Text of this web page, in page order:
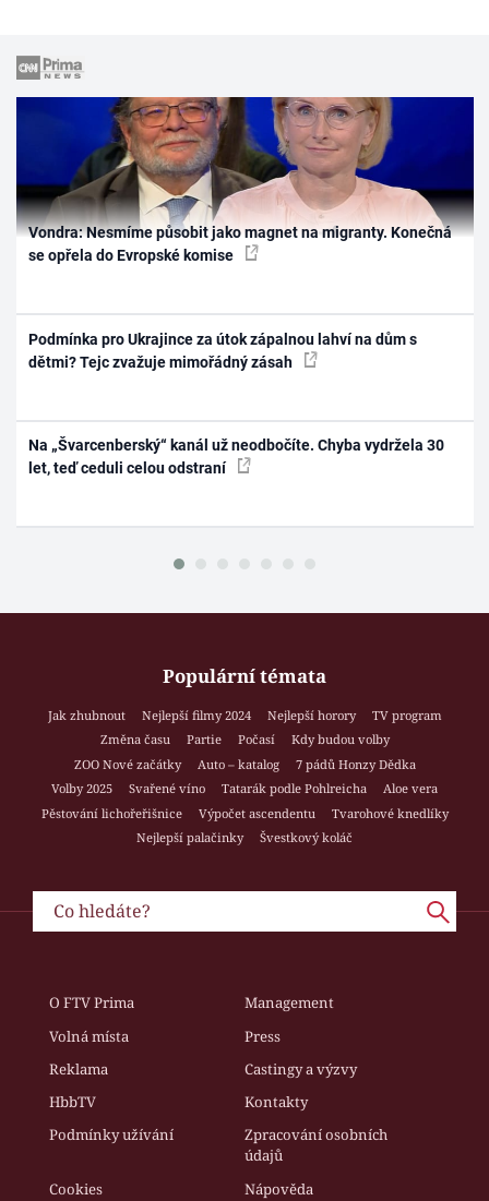
Vondra: Nesmíme působit jako magnet na migranty. Konečná
se opřela do Evropské komise
Podmínka pro Ukrajince za útok zápalnou lahví na dům s
dětmi? Tejc zvažuje mimořádný zásah
Na „Švarcenberský“ kanál už neodbočíte. Chyba vydržela 30
let, teď ceduli celou odstraní
Populární témata
Jak zhubnout Nejlepší filmy 2024 Nejlepší horory
TV program
Změna času
Partie Počasí
Kdy budou volby
ZOO Nové začátky
Auto – katalog
7 pádů Honzy Dědka
Volby 2025
Svařené víno Tatarák podle Pohlreicha
Aloe vera
Pěstování lichořeřišnice
Výpočet ascendentu
Tvarohové knedlíky
Nejlepší palačinky
Švestkový koláč
O FTV Prima
Management
Volná místa
Press
Reklama
Castingy a výzvy
HbbTV
Kontakty
Podmínky užívání
Zpracování osobních
údajů
Cookies
Nápověda